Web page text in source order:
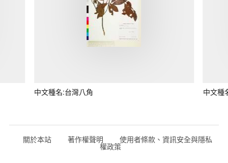
中文種名:台灣八角 中文種
關於本站 著作權聲明 使用者條款、資訊安全與隱私
權政策